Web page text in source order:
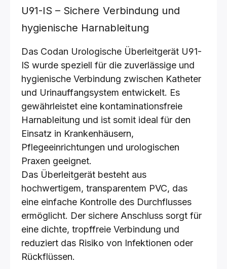
U91-IS – Sichere Verbindung und
hygienische Harnableitung
Das Codan Urologische Überleitgerät U91-
IS wurde speziell für die zuverlässige und
hygienische Verbindung zwischen Katheter
und Urinauffangsystem entwickelt. Es
gewährleistet eine kontaminationsfreie
Harnableitung und ist somit ideal für den
Einsatz in Krankenhäusern,
Pflegeeinrichtungen und urologischen
Praxen geeignet.
Das Überleitgerät besteht aus
hochwertigem, transparentem PVC, das
eine einfache Kontrolle des Durchflusses
ermöglicht. Der sichere Anschluss sorgt für
eine dichte, tropffreie Verbindung und
reduziert das Risiko von Infektionen oder
Rückflüssen.